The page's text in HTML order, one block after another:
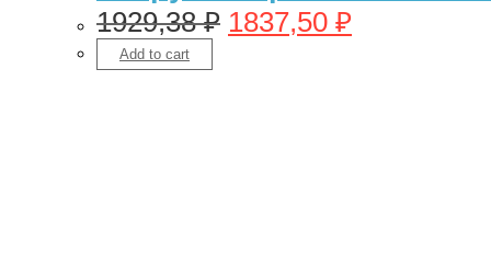
1929,38₽ 1837,50 ₽
Add to cart